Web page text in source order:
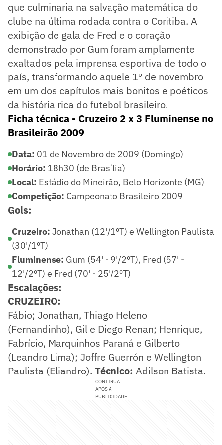
que culminaria na salvação matemática do
clube na última rodada contra o Coritiba. A
exibição de gala de Fred e o coração
demonstrado por Gum foram amplamente
exaltados pela imprensa esportiva de todo o
país, transformando aquele 1º de novembro
em um dos capítulos mais bonitos e poéticos
da história rica do futebol brasileiro.
Ficha técnica - Cruzeiro 2 x 3 Fluminense no
Brasileirão 2009
Data: 01 de Novembro de 2009 (Domingo)
Horário: 18h30 (de Brasília)
Local: Estádio do Mineirão, Belo Horizonte (MG)
Competição: Campeonato Brasileiro 2009
Gols:
Cruzeiro: Jonathan (12'/1ºT) e Wellington Paulista
(30'/1ºT)
Fluminense: Gum (54' - 9'/2ºT), Fred (57' -
12'/2ºT) e Fred (70' - 25'/2ºT)
Escalações:
CRUZEIRO:
Fábio; Jonathan, Thiago Heleno
(Fernandinho), Gil e Diego Renan; Henrique,
Fabrício, Marquinhos Paraná e Gilberto
(Leandro Lima); Joffre Guerrón e Wellington
Paulista (Eliandro). Técnico: Adilson Batista.
CONTINUA
APÓS A
PUBLICIDADE